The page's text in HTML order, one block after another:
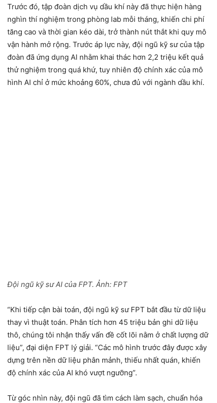
Trước đó, tập đoàn dịch vụ dầu khí này đã thực hiện hàng
nghìn thí nghiệm trong phòng lab mỗi tháng, khiến chi phí
tăng cao và thời gian kéo dài, trở thành nút thắt khi quy mô
vận hành mở rộng. Trước áp lực này, đội ngũ kỹ sư của tập
đoàn đã ứng dụng AI nhằm khai thác hơn 2,2 triệu kết quả
thử nghiệm trong quá khứ, tuy nhiên độ chính xác của mô
hình AI chỉ ở mức khoảng 60%, chưa đủ với ngành dầu khí.
Đội ngũ kỹ sư AI của FPT. Ảnh: FPT
“Khi tiếp cận bài toán, đội ngũ kỹ sư FPT bắt đầu từ dữ liệu
thay vì thuật toán. Phân tích hơn 45 triệu bản ghi dữ liệu
thô, chúng tôi nhận thấy vấn đề cốt lõi nằm ở chất lượng dữ
liệu”, đại diện FPT lý giải. “Các mô hình trước đây được xây
dựng trên nền dữ liệu phân mảnh, thiếu nhất quán, khiến
độ chính xác của AI khó vượt ngưỡng”.
Từ góc nhìn này, đội ngũ đã tìm cách làm sạch, chuẩn hóa